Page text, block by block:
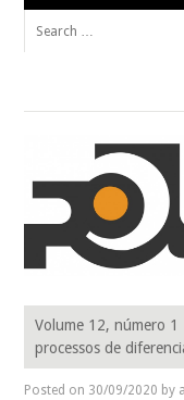
Skip to content
R@U:
DA UFSCAR
Federal de São Carlos
Volume 12, número
processos de
Posted on 30/09/2020 by